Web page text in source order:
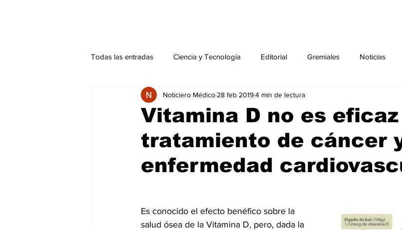
Todas las entradas Ciencia y Tecnología Editorial Gremiales Noticias
Actualidad Salud Mental Agenda Sección especial
Endocrinología Actualidad especial Ciencia y Tecnología especial
Especiales especial Perfiles especial Publicaciones especial dia mundial
Vitamina D no es
tratamiento de cáncer
enfermedad
Noticiero Médico 28 feb 20194 min de lectura
Es conocido el efecto benéfico sobre la
salud ósea de la Vitamina D, pero, dada la